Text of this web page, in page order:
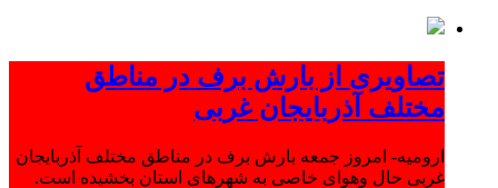
تصاویری از بارش برف در مناطق
مختلف آذربایجان غربی
ارومیه- امروز جمعه بارش برف در مناطق مختلف آذربایجان
غربی حال وهوای خاصی به شهرهای استان بخشیده است.